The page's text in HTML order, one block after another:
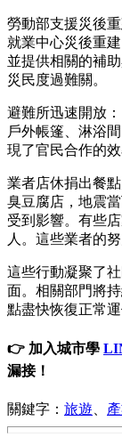
勞動部支援災後
就業中心災後重
並提供相關的補
災民度過難關。
避難所迅速開放
戶外帳篷、淋浴
現了官民合作的
業者店休捐出餐
臭豆腐店，地震
受到影響。有些
人。這些業者的
這些行動凝聚了
面。相關部門將
點盡快恢復正常
👉 加入城市學
漏接！
關鍵字： 旅遊